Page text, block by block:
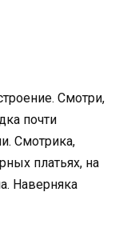
Смотри,
почти
Смотрика,
платьях, на
Наверняка